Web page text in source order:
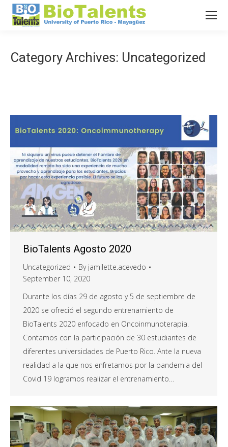
Category Archives: Uncategorized
BioTalents Agosto 2020
Uncategorized By jamilette.acevedo
September 10, 2020
Durante los días 29 de agosto y 5 de septiembre de
2020 se ofreció el segundo entrenamiento de
BioTalents 2020 enfocado en Oncoinmunoterapia.
Contamos con la participación de 30 estudiantes de
diferentes universidades de Puerto Rico. Ante la nueva
realidad a la que nos enfretamos por la pandemia del
Covid 19 logramos realizar el entrenamiento…